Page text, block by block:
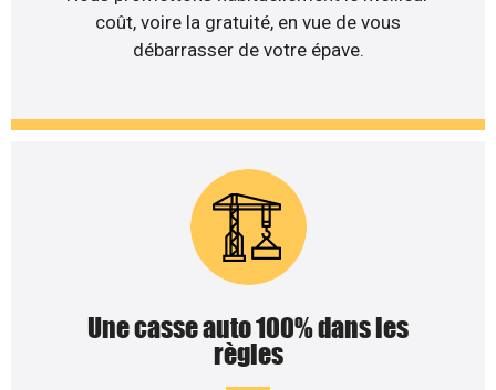
coût, voire la gratuité, en vue de vous
débarrasser de votre épave.
Une casse auto 100% dans les
règles